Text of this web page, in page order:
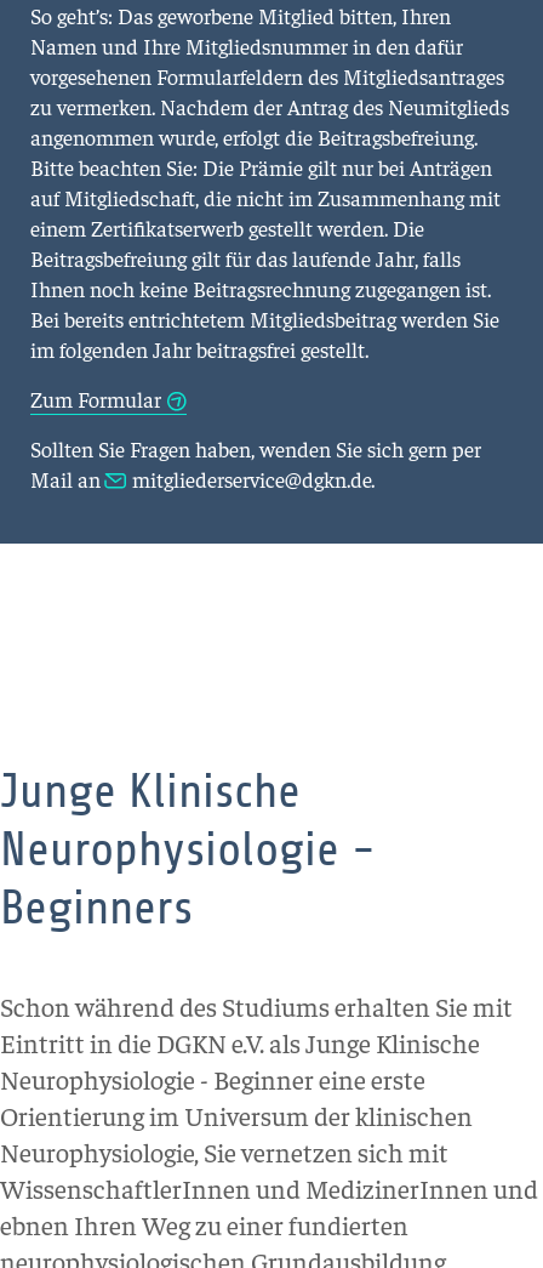
So geht’s: Das geworbene Mitglied bitten, Ihren
Namen und Ihre Mitgliedsnummer in den dafür
vorgesehenen Formularfeldern des Mitgliedsantrages
zu vermerken. Nachdem der Antrag des Neumitglieds
angenommen wurde, erfolgt die Beitragsbefreiung.
Bitte beachten Sie: Die Prämie gilt nur bei Anträgen
auf Mitgliedschaft, die nicht im Zusammenhang mit
einem Zertifikatserwerb gestellt werden. Die
Beitragsbefreiung gilt für das laufende Jahr, falls
Ihnen noch keine Beitragsrechnung zugegangen ist.
Bei bereits entrichtetem Mitgliedsbeitrag werden Sie
im folgenden Jahr beitragsfrei gestellt.
Zum Formular
Sollten Sie Fragen haben, wenden Sie sich gern per
Mail an
mitgliederservice@dgkn.de.
Junge Klinische
Neurophysiologie -
Beginners
Schon während des Studiums erhalten Sie mit
Eintritt in die DGKN e.V. als Junge Klinische
Neurophysiologie - Beginner eine erste
Orientierung im Universum der klinischen
Neurophysiologie, Sie vernetzen sich mit
WissenschaftlerInnen und MedizinerInnen und
ebnen Ihren Weg zu einer fundierten
neurophysiologischen Grundausbildung.